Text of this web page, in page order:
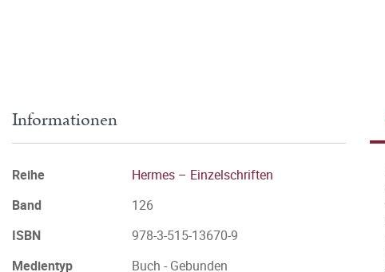
Informationen
Reihe
Hermes – Einzelschriften
Band
126
ISBN
978-3-515-13670-9
Medientyp
Buch - Gebunden